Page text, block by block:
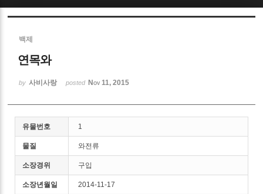
백제
연목와
by 사비사랑 posted Nov 11, 2015
유물번호 1
물질 와전류
소장경위 구입
소장년월일 2014-11-17
Sketchbook5, 스케치북5
Sketchbook5, 스케치북5